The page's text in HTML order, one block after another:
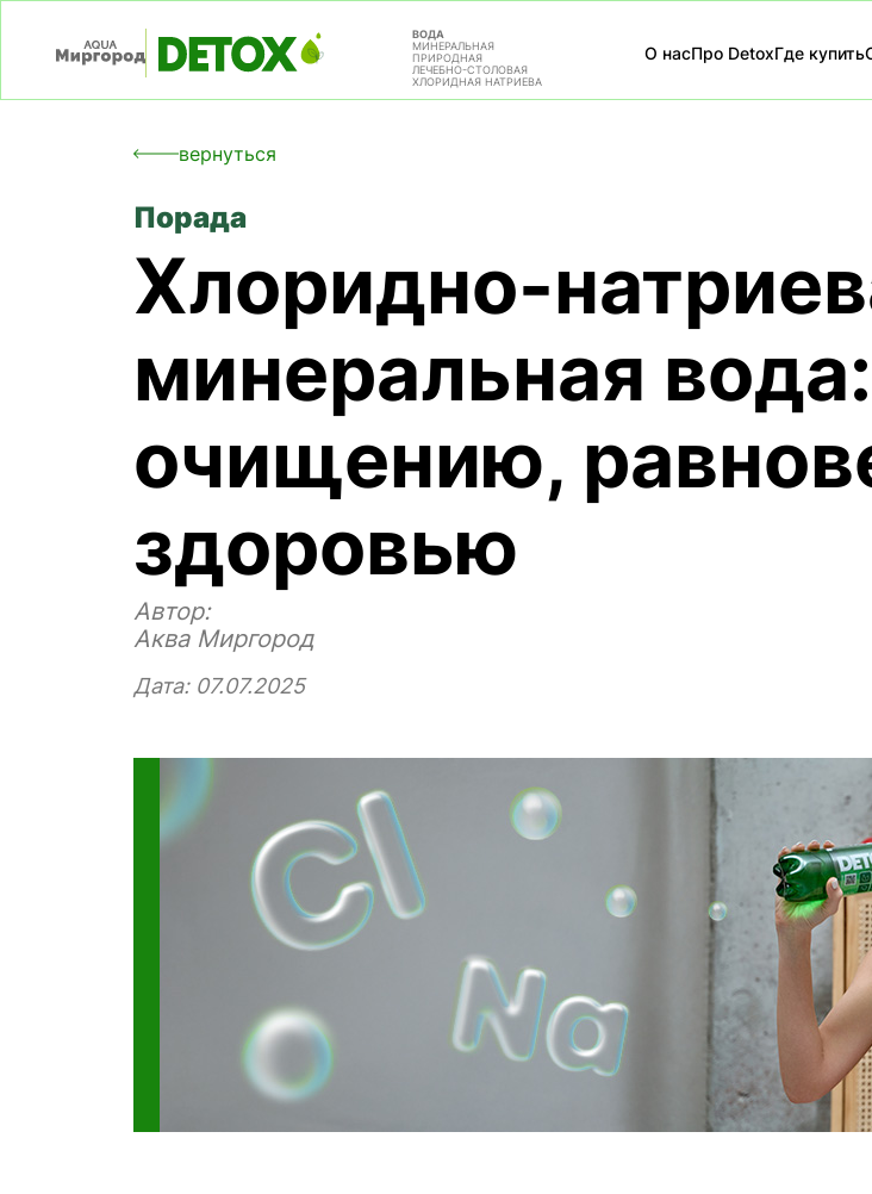
ВОДА
МИНЕРАЛЬНАЯ
ПРИРОДНАЯ
ЛЕЧЕБНО-СТОЛОВАЯ
ХЛОРИДНАЯ НАТРИЕВА
О насПро DetoxГде купить
вернуться
Порада
Хлоридно-
минеральная
очищению,
здоровью
Автор:
Аква Миргород
Дата: 07.07.2025